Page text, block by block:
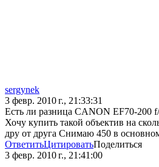
sergynek
3 февр. 2010 г., 21:33:31
Есть ли разница CANON EF70-200
Хочу купить такой объектив на
дру от друга Снимаю 450 в
ОтветитьЦитироватьПоделиться
3 февр. 2010 г., 21:41:00